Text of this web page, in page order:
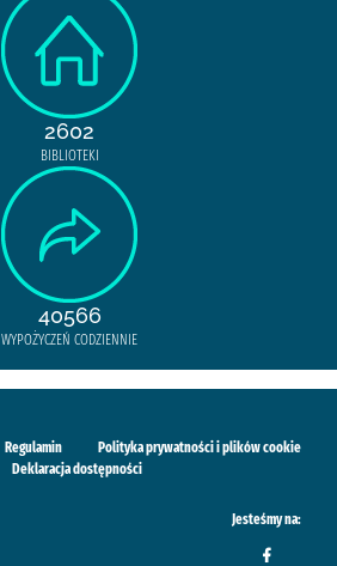
2602
BIBLIOTEKI
40566
WYPOŻYCZEŃ CODZIENNIE
Regulamin
Polityka prywatności i plików cookie
Deklaracja dostępności
Jesteśmy na: